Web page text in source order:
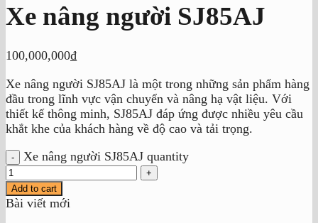
Xe nâng người SJ85AJ
100,000,000₫
Xe nâng người SJ85AJ là một trong những sản phẩm hàng
đầu trong lĩnh vực vận chuyển và nâng hạ vật liệu. Với
thiết kế thông minh, SJ85AJ đáp ứng được nhiều yêu cầu
khắt khe của khách hàng về độ cao và tải trọng.
Xe nâng người SJ85AJ quantity
Add to cart
Bài viết mới